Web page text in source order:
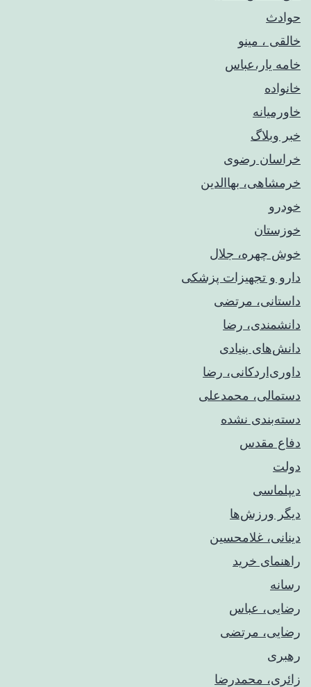
حوادث
خالقی ، مینو
خامه یار،عباس
خانواده
خاورمیانه
خبر وبلاگ
خراسان رضوی
خرمشاهی، بهاالدین
خودرو
خوزستان
خوش چهره، جلال
دارو و تجهیزات پزشکی
داستانی، مرتضی
دانشمندی، رضا
دانش‌های بنیادی
داوری‌اردکانی، رضا
دستمالی، محمدعلی
دسته‌بندی نشده
دفاع مقدس
دولت
دیپلماسی
دیگر ورزش‌ها
دینانی، غلامحسین
راهنمای خريد
رسانه
رضایی، عباس
رضایی، مرتضی
رهبری
زائری، محمدرضا